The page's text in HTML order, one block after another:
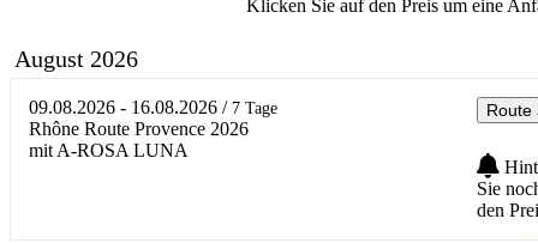
Klicken Sie auf den Preis um eine
August 2026
Route
Sie
den
09.08.2026 - 16.08.2026 / 7 Tage
Rhône Route Provence 2026
mit A-ROSA LUNA